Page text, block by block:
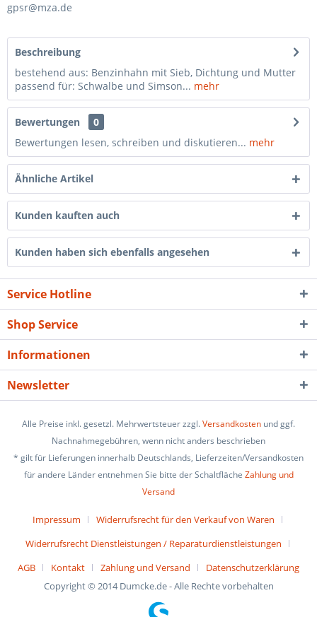
gpsr@mza.de
Beschreibung
bestehend aus: Benzinhahn mit Sieb, Dichtung und Mutter
passend für: Schwalbe und Simson... mehr
Bewertungen
0
Bewertungen lesen, schreiben und diskutieren... mehr
Ähnliche Artikel
Kunden kauften auch
Kunden haben sich ebenfalls angesehen
Service Hotline
Shop Service
Informationen
Newsletter
Alle Preise inkl. gesetzl. Mehrwertsteuer zzgl.Versandkosten und ggf.
Nachnahmegebühren, wenn nicht anders beschrieben
* gilt für Lieferungen innerhalb Deutschlands, Lieferzeiten/Versandkosten
für andere Länder entnehmen Sie bitte der Schaltfläche Zahlung und
Versand
Impressum
Widerrufsrecht für den Verkauf von Waren
Widerrufsrecht Dienstleistungen / Reparaturdienstleistungen
AGB
Kontakt Zahlung und Versand
Datenschutzerklärung
Copyright © 2014 Dumcke.de - Alle Rechte vorbehalten